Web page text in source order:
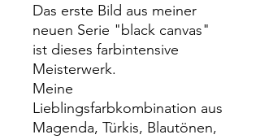
Das erste Bild aus meiner
neuen Serie "black canvas"
ist dieses farbintensive
Meisterwerk.
Meine
Lieblingsfarbkombination aus
Magenda, Türkis, Blautönen,